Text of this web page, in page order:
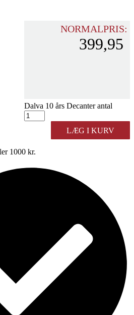
NORMALPRIS:
399,95
Dalva 10 års Decanter antal
LÆG I KURV
1000 kr.